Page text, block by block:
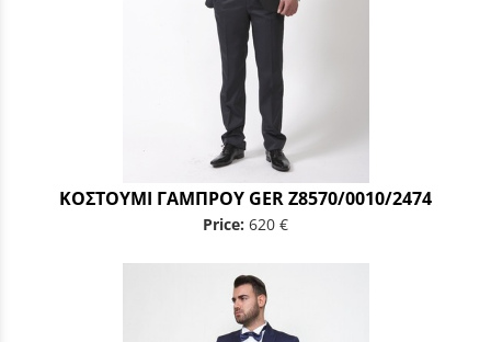
ΚΟΣΤΟΥΜΙ ΓΑΜΠΡΟΥ GER Z8570/0010/2474
Price: 620 €